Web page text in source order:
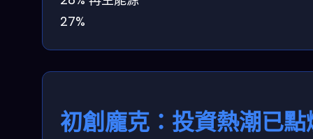
27%
初創龐克：投資熱潮已點